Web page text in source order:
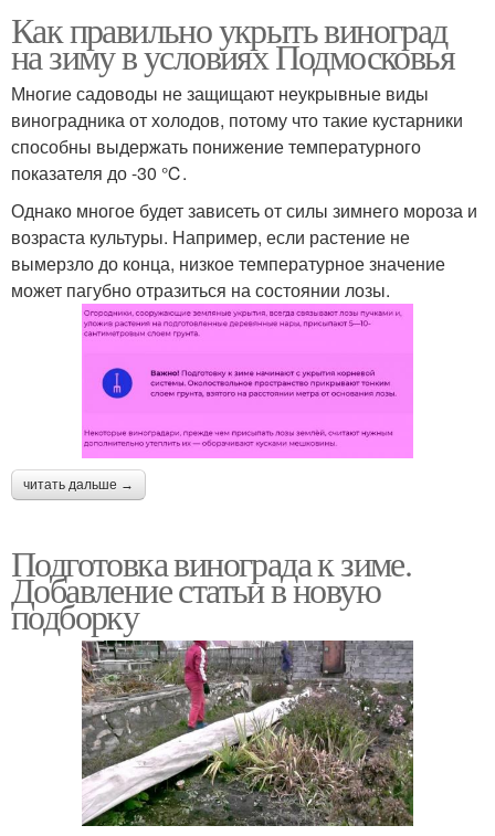
Как правильно укрыть виноград
на зиму в условиях Подмосковья
Многие садоводы не защищают неукрывные виды
виноградника от холодов, потому что такие кустарники
способны выдержать понижение температурного
показателя до -30 ℃.
Однако многое будет зависеть от силы зимнего мороза и
возраста культуры. Например, если растение не
вымерзло до конца, низкое температурное значение
может пагубно отразиться на состоянии лозы.
читать дальше →
Подготовка винограда к зиме.
Добавление статьи в новую
подборку